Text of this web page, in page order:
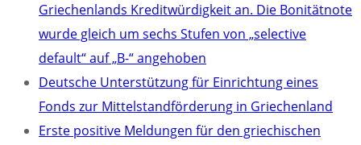
Griechenlands Kreditwürdigkeit an. Die Bonitätnote
wurde gleich um sechs Stufen von „selective
default“ auf „B-“ angehoben
Deutsche Unterstützung für Einrichtung eines
Fonds zur Mittelstandförderung in Griechenland
Erste positive Meldungen für den griechischen